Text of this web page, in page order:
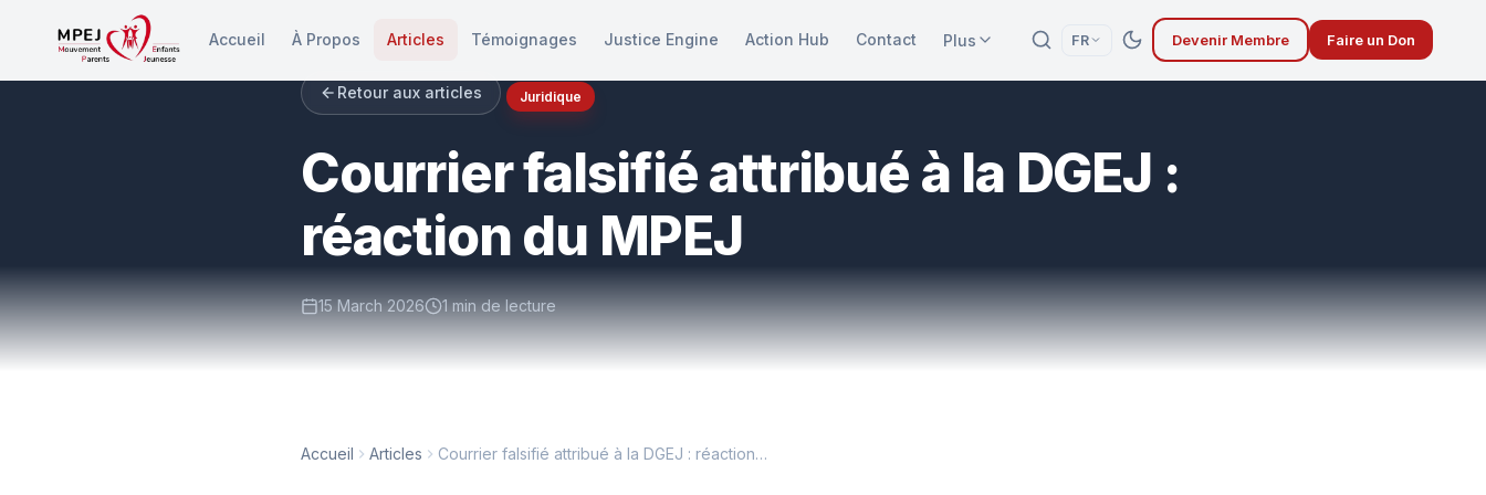
Accueil À Propos Articles Témoignages Justice Engine Action Hub Contact Plus FR Devenir Membre Faire un Don
Retour aux articles Juridique
Courrier falsifié attribué à la DGEJ :
réaction du MPEJ
15 March 2026 1 min de lecture
Accueil Articles Courrier falsifié attribué à la DGEJ : réaction du MPEJ